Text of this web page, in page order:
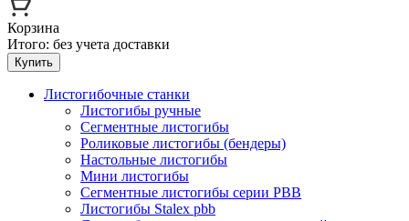
Корзина
Итого: без учета доставки
Купить
Листогибочные станки
Листогибы ручные
Сегментные листогибы
Роликовые листогибы (бендеры)
Настольные листогибы
Мини листогибы
Сегментные листогибы серии PBB
Листогибы Stalex pbb